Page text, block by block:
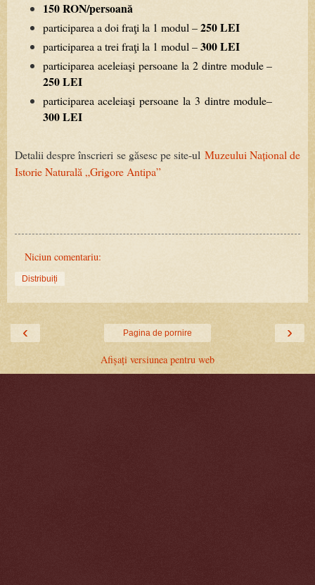
150RON/persoană
participarea a doi fraţi la 1 modul –250LEI
participarea a trei fraţi la 1 modul –300LEI
participarea aceleiaşi persoane la 2 dintre module–
250LEI
participarea aceleiaşi persoane la 3 dintre module–
300LEI
Detalii despre înscrieri se găsesc pe site-ul Muzeului Național de
Istorie Naturală „Grigore Antipa”
Niciun comentariu:
Distribuiți
‹ ›
Pagina de pornire
Afișați versiunea pentru web